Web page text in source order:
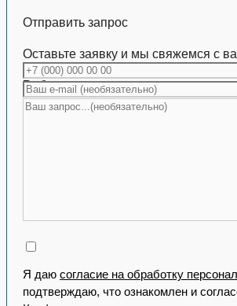
Отправить запрос
Оставьте заявку и мы свяжемся с
Работаем с коммерческими
Я даю согласие на обработку
подтверждаю, что ознакомлен и